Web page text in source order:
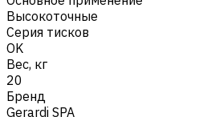
Высокоточные
Серия тисков
OK
Вес, кг
20
Бренд
Gerardi SPA